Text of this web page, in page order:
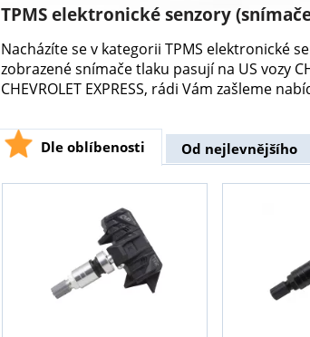
TPMS elektronické senzory
Nacházíte se v kategorii TPMS elektronické
zobrazené snímače tlaku pasují na US vozy
CHEVROLET EXPRESS, rádi Vám zašleme
Dle oblíbenosti Od nejlevnějšího